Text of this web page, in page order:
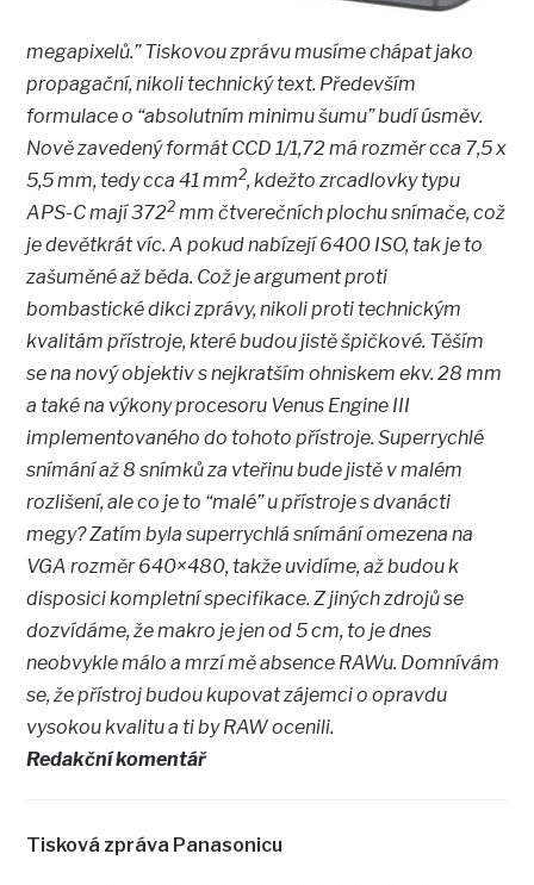
megapixelů.” Tiskovou zprávu musíme chápat jako
propagační, nikoli technický text. Především
formulace o “absolutním minimu šumu” budí úsměv.
Nově zavedený formát CCD 1/1,72 má rozměr cca 7,5 x
5,5 mm, tedy cca 41 mm2, kdežto zrcadlovky typu
APS-C mají 3722 mm čtverečních plochu snímače, což
je devětkrát víc. A pokud nabízejí 6400 ISO, tak je to
zašuměné až běda. Což je argument proti
bombastické dikci zprávy, nikoli proti technickým
kvalitám přístroje, které budou jistě špičkové. Těším
se na nový objektiv s nejkratším ohniskem ekv. 28 mm
a také na výkony procesoru Venus Engine III
implementovaného do tohoto přístroje. Superrychlé
snímání až 8 snímků za vteřinu bude jistě v malém
rozlišení, ale co je to “malé” u přístroje s dvanácti
megy? Zatím byla superrychlá snímání omezena na
VGA rozměr 640×480, takže uvidíme, až budou k
disposici kompletní specifikace. Z jiných zdrojů se
dozvídáme, že makro je jen od 5 cm, to je dnes
neobvykle málo a mrzí mě absence RAWu. Domnívám
se, že přístroj budou kupovat zájemci o opravdu
vysokou kvalitu a ti by RAW ocenili.
Redakční komentář
Tisková zpráva Panasonicu